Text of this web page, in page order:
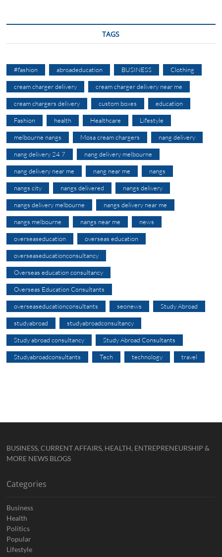
TAGS
#fashion abroadeducation BUSINESS Clothing
cream charger delivery cream charger delivery near me
cream chargers delivery custom boxes education
Fashion health Healthcare Lifestyle
melbourne nangs Mosa cream chargers nang delivery
nang delivery 24 7 nang delivery melbourne
nang delivery near me nang near me nangs
nangs city nangs delivered nangs delivery
nangs delivery melbourne nangs delivery near me
nangs melbourne nangs near me news
overseaseducation overseas education
overseaseducationconsultancy
Overseas education consultancy
Overseas Education Consultants
overseaseducationconsultants seonews Study Abroad
studyabroad studyabroadconsultancy
Study abroad consultancy Study Abroad Consultants
Studyabroadconsultants Tech technology travel
BUSINESS, CURRENT AFFAIRS, HEALTH, ENTREPRENEURSHIP &
MORE NEWS BLOGS
Categories
Business
Health
Politics
Popular
Lifestyle